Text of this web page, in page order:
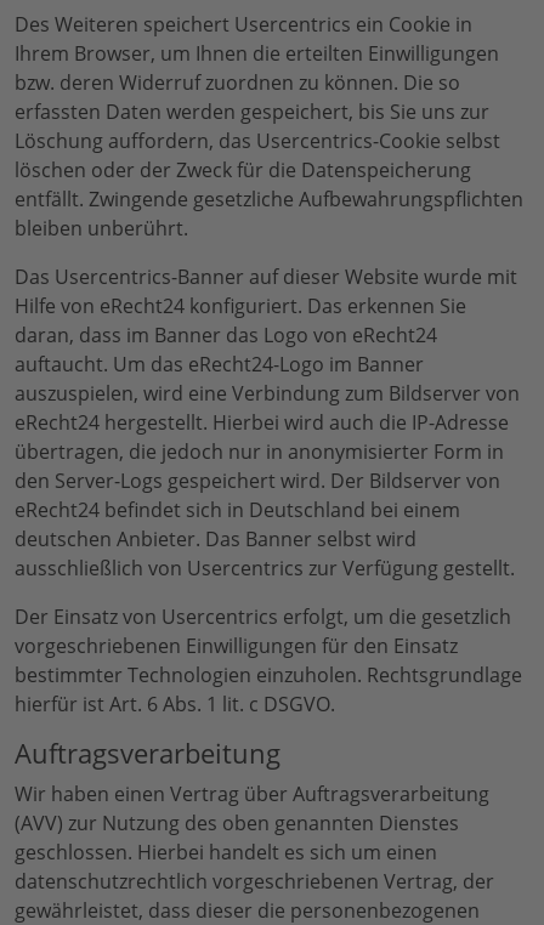
Des Weiteren speichert Usercentrics ein Cookie in
Ihrem Browser, um Ihnen die erteilten Einwilligungen
bzw. deren Widerruf zuordnen zu können. Die so
erfassten Daten werden gespeichert, bis Sie uns zur
Löschung auffordern, das Usercentrics-Cookie selbst
löschen oder der Zweck für die Datenspeicherung
entfällt. Zwingende gesetzliche Aufbewahrungspflichten
bleiben unberührt.
Das Usercentrics-Banner auf dieser Website wurde mit
Hilfe von eRecht24 konfiguriert. Das erkennen Sie
daran, dass im Banner das Logo von eRecht24
auftaucht. Um das eRecht24-Logo im Banner
auszuspielen, wird eine Verbindung zum Bildserver von
eRecht24 hergestellt. Hierbei wird auch die IP-Adresse
übertragen, die jedoch nur in anonymisierter Form in
den Server-Logs gespeichert wird. Der Bildserver von
eRecht24 befindet sich in Deutschland bei einem
deutschen Anbieter. Das Banner selbst wird
ausschließlich von Usercentrics zur Verfügung gestellt.
Der Einsatz von Usercentrics erfolgt, um die gesetzlich
vorgeschriebenen Einwilligungen für den Einsatz
bestimmter Technologien einzuholen. Rechtsgrundlage
hierfür ist Art. 6 Abs. 1 lit. c DSGVO.
Auftragsverarbeitung
Wir haben einen Vertrag über Auftragsverarbeitung
(AVV) zur Nutzung des oben genannten Dienstes
geschlossen. Hierbei handelt es sich um einen
datenschutzrechtlich vorgeschriebenen Vertrag, der
gewährleistet, dass dieser die personenbezogenen